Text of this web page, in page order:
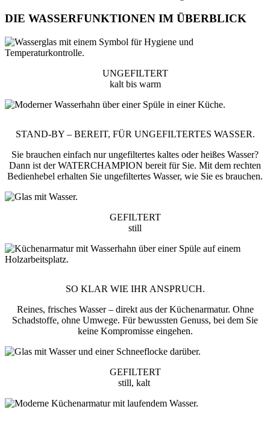
DIE WASSERFUNKTIONEN IM ÜBERBLICK
UNGEFILTERT
kalt bis warm
STAND-BY – BEREIT, FÜR UNGEFILTERTES WASSER.
Sie brauchen einfach nur ungefiltertes kaltes oder heißes Wasser?
Dann ist der WATERCHAMPION bereit für Sie. Mit dem rechten
Bedienhebel erhalten Sie ungefiltertes Wasser, wie Sie es brauchen.
GEFILTERT
still
SO KLAR WIE IHR ANSPRUCH.
Reines, frisches Wasser – direkt aus der Küchenarmatur. Ohne
Schadstoffe, ohne Umwege. Für bewussten Genuss, bei dem Sie
keine Kompromisse eingehen.
GEFILTERT
still, kalt